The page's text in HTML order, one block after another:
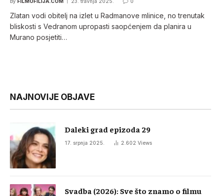
Zlatan vodi obitelj na izlet u Radmanove mlinice, no trenutak
bliskosti s Vedranom upropasti saopćenjem da planira u
Murano posjetiti…
NAJNOVIJE OBJAVE
Daleki grad epizoda 29
17. srpnja 2025. 2.602 Views
Svadba (2026): Sve što znamo o filmu